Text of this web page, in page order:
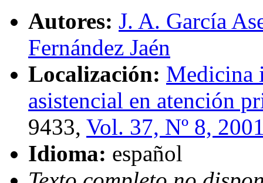
Autores: J. A. García
Fernández Jaén
Localización: Medicina
asistencial en atención
9433, Vol. 37, Nº 8,
Idioma: español